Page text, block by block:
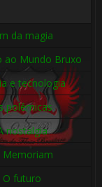
da magia
ao Mundo Bruxo
e tecnologia
polêmicas
nostalgia
Memoriam
O futuro